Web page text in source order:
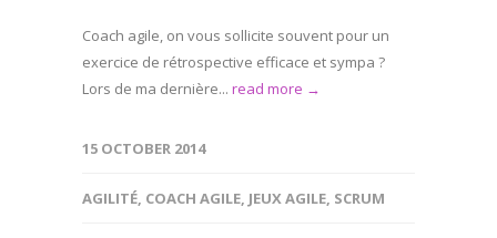
Coach agile, on vous sollicite souvent pour un
exercice de rétrospective efficace et sympa ?
Lors de ma dernière... read more →
15 OCTOBER 2014
AGILITÉ, COACH AGILE, JEUX AGILE, SCRUM